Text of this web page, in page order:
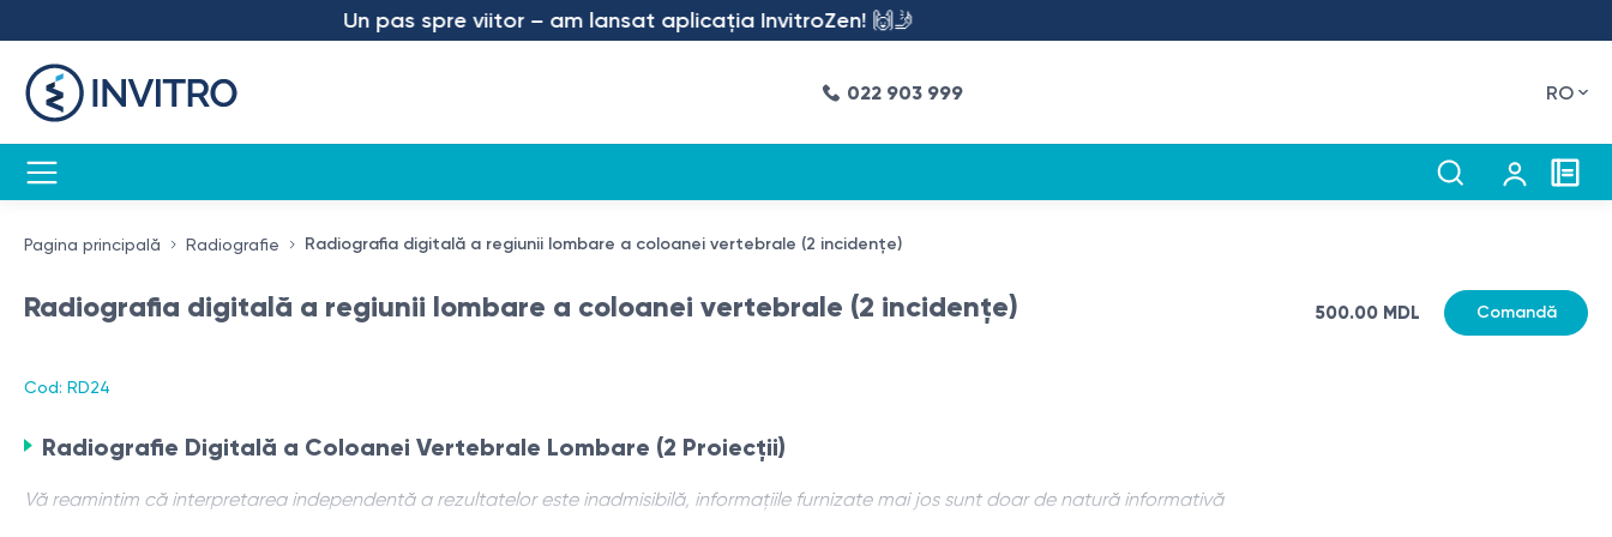
Un pas spre viitor – am lansat aplicația InvitroZen! 🙌🤳
022 903 999 RO
Pagina principală Radiografie Radiografia digitală a regiunii lombare a coloanei vertebrale (2 incidențe)
Radiografia digitală a regiunii lombare a coloanei vertebrale (2 incidențe)
Cod: RD24
500.00 MDL Comandă
Radiografie Digitală a Coloanei Vertebrale Lombare (2 Proiecții)
Vă reamintim că interpretarea independentă a rezultatelor este inadmisibilă, informațiile furnizate mai jos sunt doar de natură informativă